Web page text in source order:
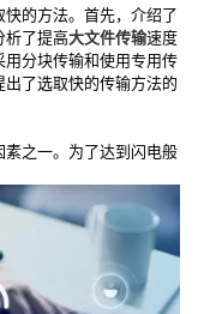
的方法。首先，介绍了
析了提高大文件传输速度
分块传输和使用专用传
了选取快的传输方法的
之一。为了达到闪电般